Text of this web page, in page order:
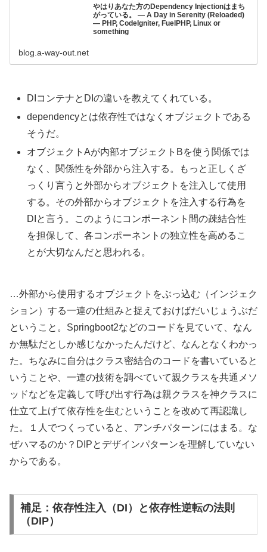
やはりあなた方のDependency Injectionはまち
がっている。 — A Day in Serenity (Reloaded)
— PHP, CodeIgniter, FuelPHP, Linux or
something
blog.a-way-out.net
DIコンテナとDIの違いを教えてくれている。
dependencyとは依存性ではなくオブジェクトである
そうだ。
オブジェクトAが内部オブジェクトBを使う関係では
なく、関係性を外部から注入する。もっと正しくざ
っくり言うと外部からオブジェクトを注入して使用
する。その外部からオブジェクトを注入する行為を
DIと言う。このようにコンポーネント間の疎結合性
を担保して、各コンポーネントの独立性を高めるこ
とが大切なんだと思われる。
…外部から使用するオブジェクトをぶっ込む（インジェク
ション）する一連の仕組みと捉えておけばだいじょうぶだ
ということ。Springboot2などのコードを見ていて、なん
か無駄だとしか感じなかったんだけど、なんとなくわかっ
た。ちなみに自分はクラス密結合のコードを書いていると
いうことや、一連の技術を調べていて親クラスを共通メソ
ッドなどを定義して呼び出す行為は親クラスを神クラスに
仕立て上げて依存性を生むということを改めて再認識し
た。１人でつくっていると、アンチパターンにはまる。な
ぜハマるのか？DIPとデザインパターンを理解していない
からである。
補足：依存性注入（DI）と依存性逆転の法則
（DIP）